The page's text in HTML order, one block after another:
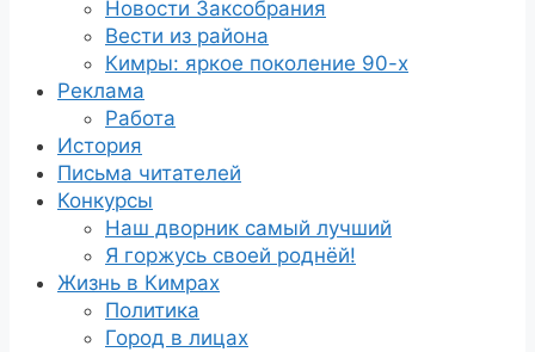
Новости Заксобрания
Вести из района
Кимры: яркое поколение 90-х
Реклама
Работа
История
Письма читателей
Конкурсы
Наш дворник самый лучший
Я горжусь своей роднёй!
Жизнь в Кимрах
Политика
Город в лицах